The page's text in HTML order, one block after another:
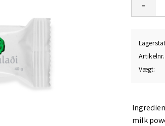
-
Artikelnr.
Vægt
milk